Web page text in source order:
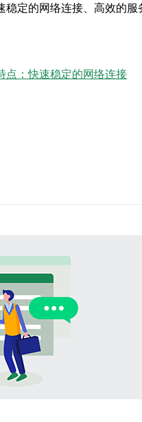
稳定的网络连接、高效的
点：快速稳定的网络连接